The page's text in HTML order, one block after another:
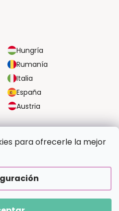
para ofrecerle la mejor
Hungría
Rumanía
Italia
España
Austria